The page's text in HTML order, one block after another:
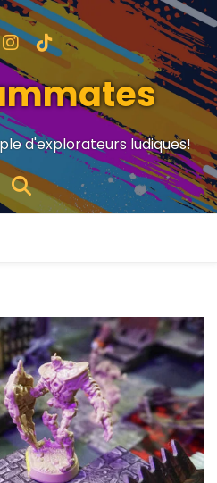
d'explorateurs ludiques!